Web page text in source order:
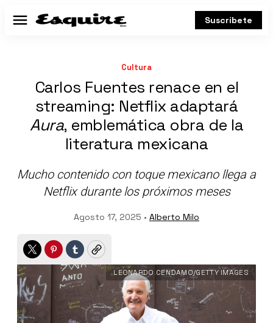
Menú Suscríbete
Cultura
Carlos Fuentes renace en el
streaming: Netflix adaptará
Aura, emblemática obra de la
literatura mexicana
Mucho contenido con toque mexicano llega a
Netflix durante los próximos meses
Agosto 17, 2025 • Alberto Milo
TwitterPinterest
TumblrCopy
LEONARDO CENDAMO/GETTY IMAGES